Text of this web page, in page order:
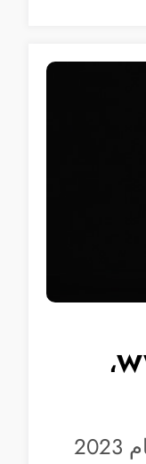
ملخص مؤتمر أبل للمطورين WWDC 2023،
انتهي منذ ساعات قليلة مؤتمر أبل للمطورين لعام 2023